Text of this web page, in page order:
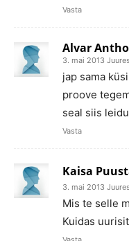
Vasta
Alvar
3. mai 2013
jap sama
proove
seal siis
Vasta
Kaisa
3. mai 2013
Mis te selle
Kuidas